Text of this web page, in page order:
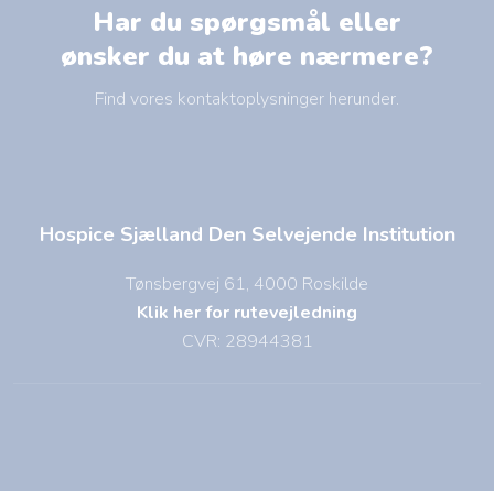
Har du spørgsmål eller
​ønsker du at høre nærmere?
Find vores kontaktoplysninger herunder.
Hospice Sjælland Den Selvejende Institution
Tønsbergvej 61, 4000 Roskilde
Klik her for rutevejledning
CVR: 28944381